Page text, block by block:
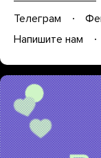
Телеграм
Напишите нам